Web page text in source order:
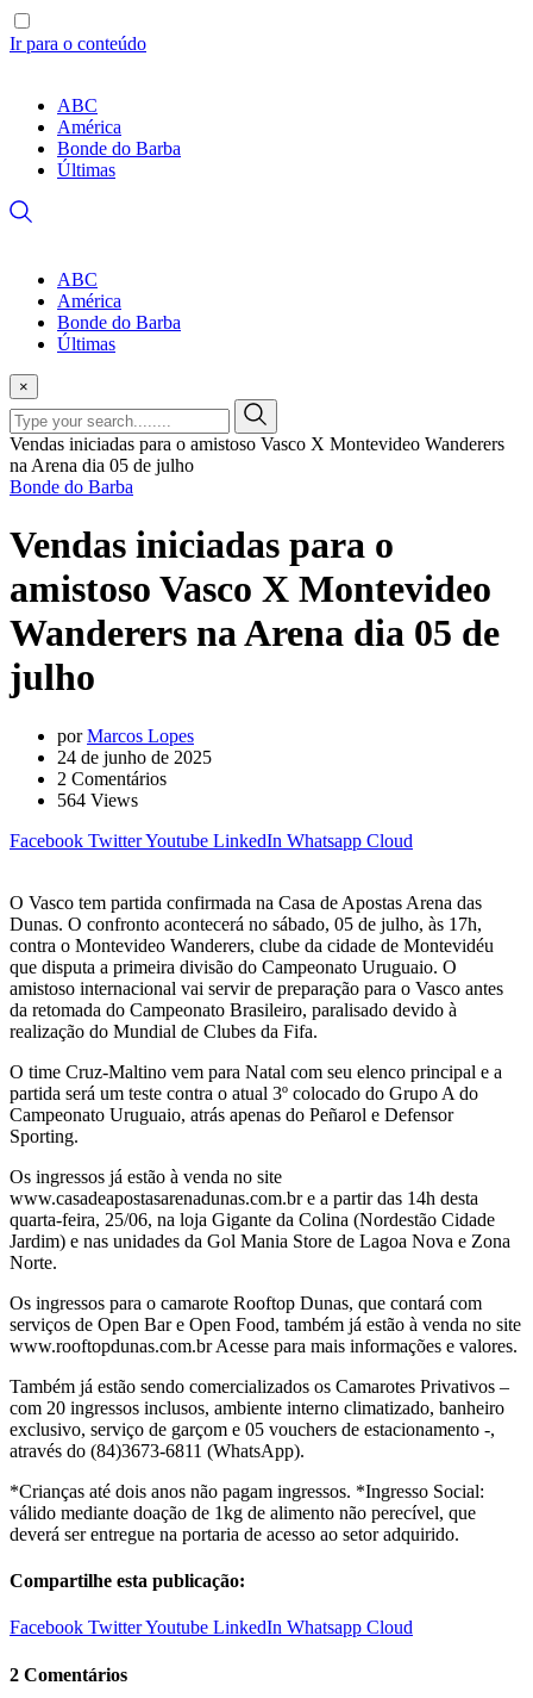
Ir para o conteúdo
ABC
América
Bonde do Barba
Últimas
ABC
América
Bonde do Barba
Últimas
×
Vendas iniciadas para o amistoso Vasco X Montevideo Wanderers
na Arena dia 05 de julho
Bonde do Barba
Vendas iniciadas para o
amistoso Vasco X Montevideo
Wanderers na Arena dia 05 de
julho
porMarcos Lopes
24 de junho de 2025
2 Comentários
564 Views
Facebook TwitterYoutube LinkedIn Whatsapp Cloud
O Vasco tem partida confirmada na Casa de Apostas Arena das
Dunas. O confronto acontecerá no sábado, 05 de julho, às 17h,
contra o Montevideo Wanderers, clube da cidade de Montevidéu
que disputa a primeira divisão do Campeonato Uruguaio. O
amistoso internacional vai servir de preparação para o Vasco antes
da retomada do Campeonato Brasileiro, paralisado devido à
realização do Mundial de Clubes da Fifa.
O time Cruz-Maltino vem para Natal com seu elenco principal e a
partida será um teste contra o atual 3º colocado do Grupo A do
Campeonato Uruguaio, atrás apenas do Peñarol e Defensor
Sporting.
Os ingressos já estão à venda no site
www.casadeapostasarenadunas.com.br e a partir das 14h desta
quarta-feira, 25/06, na loja Gigante da Colina (Nordestão Cidade
Jardim) e nas unidades da Gol Mania Store de Lagoa Nova e Zona
Norte.
Os ingressos para o camarote Rooftop Dunas, que contará com
serviços de Open Bar e Open Food, também já estão à venda no site
www.rooftopdunas.com.br Acesse para mais informações e valores.
Também já estão sendo comercializados os Camarotes Privativos –
com 20 ingressos inclusos, ambiente interno climatizado, banheiro
exclusivo, serviço de garçom e 05 vouchers de estacionamento -,
através do (84)3673-6811 (WhatsApp).
*Crianças até dois anos não pagam ingressos. *Ingresso Social:
válido mediante doação de 1kg de alimento não perecível, que
deverá ser entregue na portaria de acesso ao setor adquirido.
Compartilhe esta publicação:
Facebook TwitterYoutube LinkedIn Whatsapp Cloud
2 Comentários